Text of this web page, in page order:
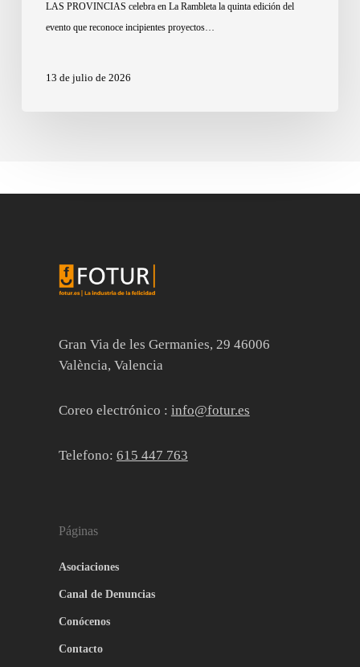
LAS PROVINCIAS celebra en La Rambleta la quinta edición del
evento que reconoce incipientes proyectos…
13 de julio de 2026
Gran Via de les Germanies, 29 46006
València, Valencia
Coreo electrónico : info@fotur.es
Telefono: 615 447 763
Páginas
Asociaciones
Canal de Denuncias
Conócenos
Contacto